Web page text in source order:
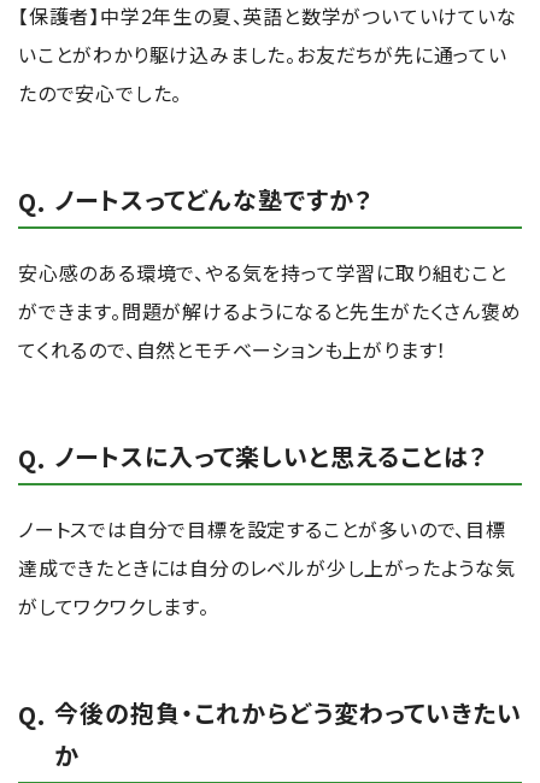
【保護者】中学2年生の夏、英語と数学がついていけていな
いことがわかり駆け込みました。お友だちが先に通ってい
たので安心でした。
ノートスってどんな塾ですか？
安心感のある環境で、やる気を持って学習に取り組むこと
ができます。問題が解けるようになると先生がたくさん褒め
てくれるので、自然とモチベーションも上がります！
ノートスに入って楽しいと思えることは？
ノートスでは自分で目標を設定することが多いので、目標
達成できたときには自分のレベルが少し上がったような気
がしてワクワクします。
今後の抱負・これからどう変わっていきたい
か